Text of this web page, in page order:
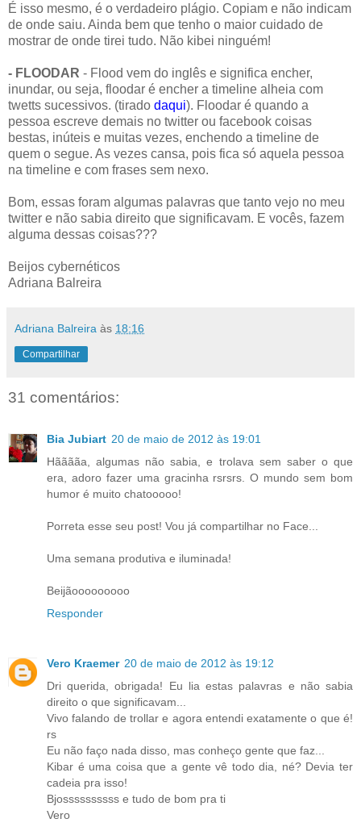
É isso mesmo, é o verdadeiro plágio. Copiam e não indicam
de onde saiu. Ainda bem que tenho o maior cuidado de
mostrar de onde tirei tudo. Não kibei ninguém!
- FLOODAR - Flood vem do inglês e significa encher,
inundar, ou seja, floodar é encher a timeline alheia com
twetts sucessivos. (tirado daqui). Floodar é quando a
pessoa escreve demais no twitter ou facebook coisas
bestas, inúteis e muitas vezes, enchendo a timeline de
quem o segue. As vezes cansa, pois fica só aquela pessoa
na timeline e com frases sem nexo.
Bom, essas foram algumas palavras que tanto vejo no meu
twitter e não sabia direito que significavam. E vocês, fazem
alguma dessas coisas???
Beijos cybernéticos
Adriana Balreira
Adriana Balreira às 18:16
Compartilhar
31 comentários:
Bia Jubiart 20 de maio de 2012 às 19:01
Hããããa, algumas não sabia, e trolava sem saber o que
era, adoro fazer uma gracinha rsrsrs. O mundo sem bom
humor é muito chatooooo!
Porreta esse seu post! Vou já compartilhar no Face...
Uma semana produtiva e iluminada!
Beijãooooooooo
Responder
Vero Kraemer 20 de maio de 2012 às 19:12
Dri querida, obrigada! Eu lia estas palavras e não sabia
direito o que significavam...
Vivo falando de trollar e agora entendi exatamente o que é!
rs
Eu não faço nada disso, mas conheço gente que faz...
Kibar é uma coisa que a gente vê todo dia, né? Devia ter
cadeia pra isso!
Bjossssssssss e tudo de bom pra ti
Vero